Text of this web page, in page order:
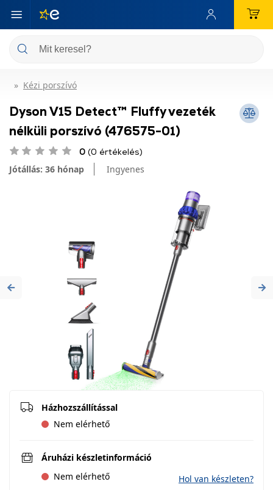
Kézi porszívó
Dyson V15 Detect™ Fluffy vezeték
nélküli porszívó (476575-01)
0 (0 értékelés)
Jótállás: 36 hónap Ingyenes
Previous
Házhozszállítással
Nem elérhető
Áruházi készletinformáció
Nem elérhető
Hol van készleten?